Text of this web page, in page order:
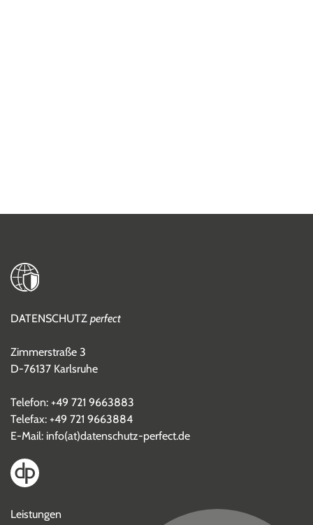
DATENSCHUTZ perfect
Zimmerstraße 3
D-76137 Karlsruhe
Telefon: +49 721 9663883
Telefax: +49 721 9663884
E-Mail: info(at)datenschutz-perfect.de
Leistungen